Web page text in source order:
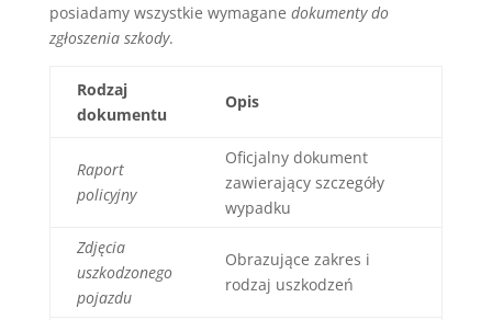
posiadamy wszystkie wymagane dokumenty do
zgłoszenia szkody.
Rodzaj
dokumentu
Opis
Raport
policyjny
Oficjalny dokument
zawierający szczegóły
wypadku
Zdjęcia
uszkodzonego
pojazdu
Obrazujące zakres i
rodzaj uszkodzeń